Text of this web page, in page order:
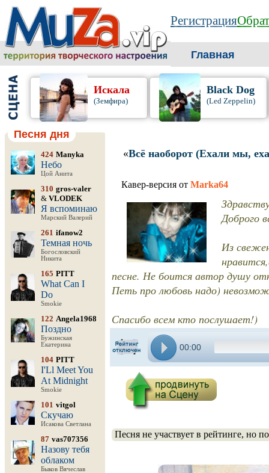
Регистрация
Главная
Искала
(Земфира)
Black Dog
(Led Zeppelin)
Песня дня
424 Manyka
Небо
Цой Анита
310 gros-valer
& VLODEK
Я вспоминаю
Марский Валерий
261 ifanow2
Темная ночь
Богословский
Никита
165 PITT
What Can I
Do
Smokie
122 Angela1968
Поздно
Бужинская
Екатерина
104 PITT
I'Ll Meet You
At Midnight
Smokie
101 vitgol
Скучаю
Исакова Светлана
87 vas707356
Назову тебя
облаком
Быков Вячеслав
«Всё наоборот (Ехали мы,
Кавер-версия от Marka64
Доброго
Из
песне. Не боится автор душу
Петь про любовь надо)
Спасибо всем кто послушает!)
00:00
Песня не участвует в рейтинге, но